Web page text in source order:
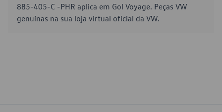
885-405-C -PHR aplica em Gol Voyage. Peças VW
genuínas na sua loja virtual oficial da VW.